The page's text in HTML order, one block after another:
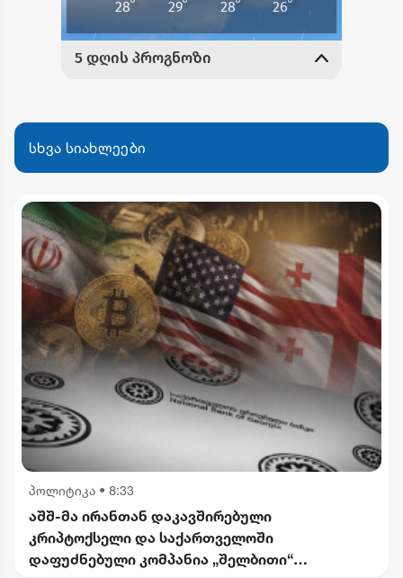
სხვა სიახლეები
პოლიტიკა • 8:33
აშშ-მა ირანთან დაკავშირებული
კრიპტოქსელი და საქართველოში
დაფუძნებული კომპანია „შელბითი“